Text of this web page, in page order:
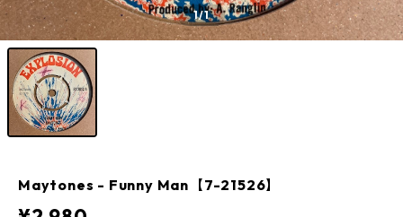
1/1
Maytones - Funny Man【7-21526】